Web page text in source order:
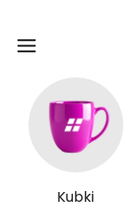
Kubki